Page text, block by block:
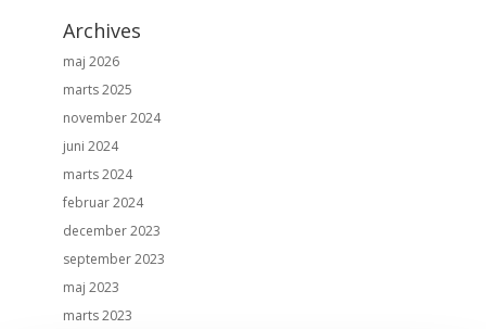
Archives
maj 2026
marts 2025
november 2024
juni 2024
marts 2024
februar 2024
december 2023
september 2023
maj 2023
marts 2023